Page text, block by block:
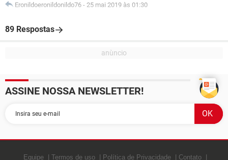
Eronildoeronildonildo76 - 25 mai 2019 às 01:30
89 Respostas
ASSINE NOSSA NEWSLETTER!
Equipe Termos de uso Política de Privacidade Contato